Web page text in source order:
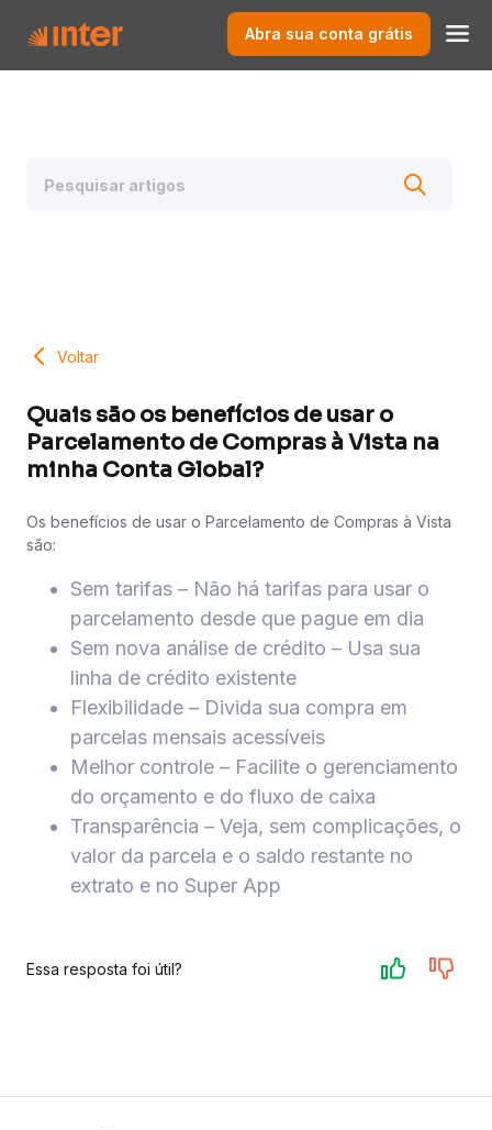
Abra sua conta grátis
Voltar
Quais são os benefícios de usar o
Parcelamento de Compras à Vista na
minha Conta Global?​
Os benefícios de usar o Parcelamento de Compras à Vista
são:​​
Sem tarifas – Não há tarifas para usar o
parcelamento desde que pague em dia​
Sem nova análise de crédito – Usa sua
linha de crédito existente​
Flexibilidade – Divida sua compra em
parcelas mensais acessíveis​
Melhor controle – Facilite o gerenciamento
do orçamento e do fluxo de caixa​
Transparência – Veja, sem complicações, o
valor da parcela e o saldo restante no
extrato e no Super App​​​​​
Essa resposta foi útil?